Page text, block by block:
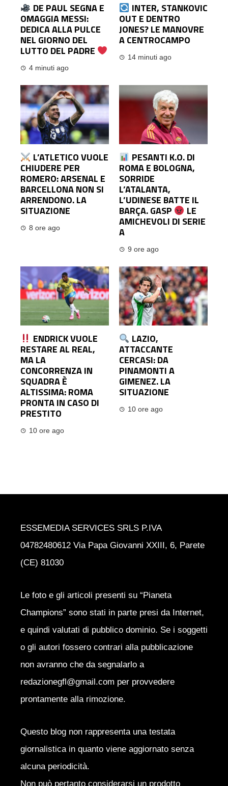
DE PAUL SEGNA E
OMAGGIA MESSI:
DEDICA ALLA PULCE
NEL GIORNO DEL
LUTTO DEL PADRE
4 minuti ago
INTER, STANKOVIC
OUT E DENTRO
JONES? LE MANOVRE
A CENTROCAMPO
14 minuti ago
L’ATLETICO VUOLE
CHIUDERE PER
ROMERO: ARSENAL E
BARCELLONA NON SI
ARRENDONO. LA
SITUAZIONE
8 ore ago
PESANTI K.O. DI
ROMA E BOLOGNA,
SORRIDE
L’ATALANTA,
L’UDINESE BATTE IL
BARÇA. GASP LE
AMICHEVOLI DI SERIE
A
9 ore ago
ENDRICK VUOLE
RESTARE AL REAL,
MA LA
CONCORRENZA IN
SQUADRA È
ALTISSIMA: ROMA
PRONTA IN CASO DI
PRESTITO
10 ore ago
LAZIO,
ATTACCANTE
CERCASI: DA
PINAMONTI A
GIMENEZ. LA
SITUAZIONE
10 ore ago
ESSEMEDIA SERVICES SRLS P.IVA
04782480612 Via Papa Giovanni XXIII, 6, Parete
(CE) 81030
Le foto e gli articoli presenti su “Pianeta
Champions” sono stati in parte presi da Internet,
e quindi valutati di pubblico dominio. Se i soggetti
o gli autori fossero contrari alla pubblicazione
non avranno che da segnalarlo a
redazionegfl@gmail.com per provvedere
prontamente alla rimozione.
Questo blog non rappresenta una testata
giornalistica in quanto viene aggiornato senza
alcuna periodicità.
Non può pertanto considerarsi un prodotto